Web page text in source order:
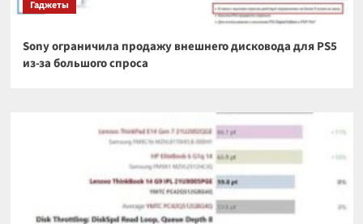
Гаджеты
Sony ограничила продажу внешнего дисковода для PS5
из-за большого спроса